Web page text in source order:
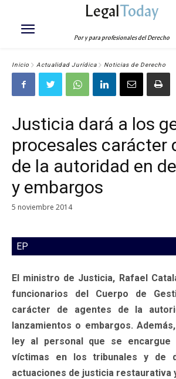
LegalToday
Por y para profesionales del Derecho
Inicio Actualidad Jurídica Noticias de Derecho
Justicia dará a los
procesales carácter
de la autoridad en
y embargos
5 noviembre 2014
EP
El ministro de Justicia, Rafael
funcionarios del Cuerpo de
carácter de agentes de la
lanzamientos o embargos.
ley al personal que se
víctimas en los tribunales y de
actuaciones de justicia restaurativa